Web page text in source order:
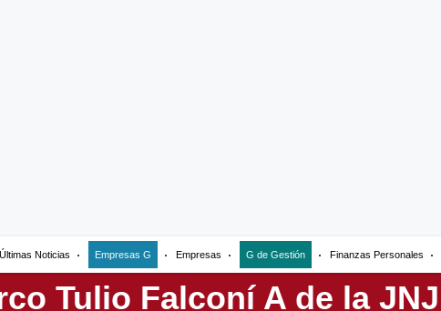
Últimas Noticias Empresas G Empresas G de Gestión Finanzas Personales